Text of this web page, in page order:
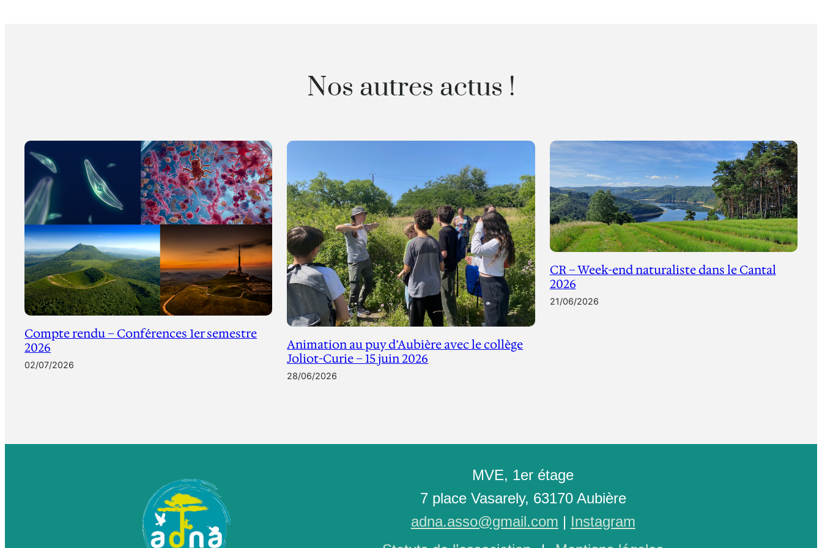
Nos autres actus !
Compte rendu – Conférences 1er semestre
2026
02/07/2026
Animation au puy d’Aubière avec le collège
Joliot-Curie – 15 juin 2026
28/06/2026
CR – Week-end naturaliste dans le Cantal
2026
21/06/2026
MVE, 1er étage
7 place Vasarely, 63170 Aubière
adna.asso@gmail.com | Instagram